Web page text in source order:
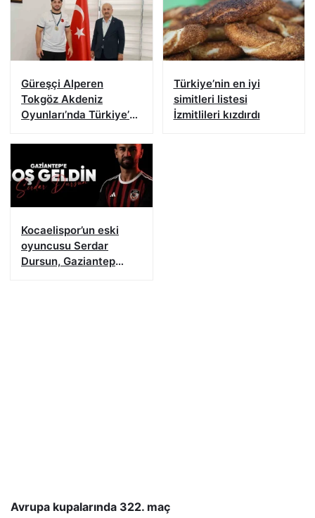
Güreşçi Alperen
Tokgöz Akdeniz
Oyunları’nda Türkiye’yi
Türkiye’nin en iyi
simitleri listesi
İzmitlileri kızdırdı
Kocaelispor’un eski
oyuncusu Serdar
Dursun, Gaziantep
Avrupa kupalarında 322. maç